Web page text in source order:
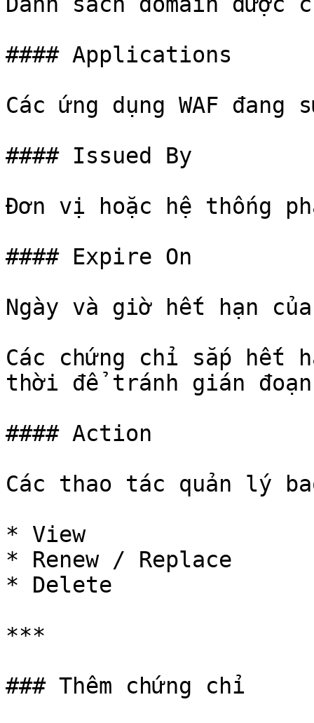
#### Applications
Các ứng dụng WAF
#### Issued By
Đơn vị hoặc hệ thống
#### Expire On
Ngày và giờ hết hạn
Các chứng chỉ sắp hết
thời để tránh gián
#### Action
Các thao tác quản lý
* View
* Renew / Replace
* Delete
***
### Thêm chứng chỉ